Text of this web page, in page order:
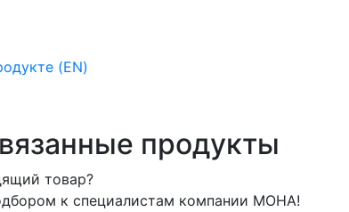
(EN)
продукты
товар?
к специалистам компании МОНА!